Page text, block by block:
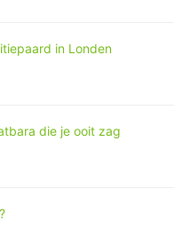
in Londen
die je ooit zag